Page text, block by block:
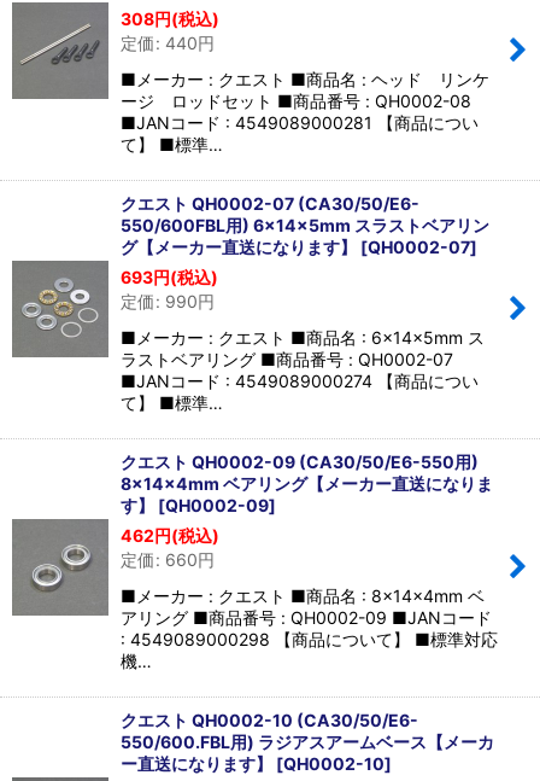
308円(税込)
定価: 440円
■メーカー : クエスト ■商品名 : ヘッド リンケ
ージ ロッドセット ■商品番号 : QH0002-08
■JANコード : 4549089000281 【商品につい
て】 ■標準…
クエスト QH0002-07 (CA30/50/E6-
550/600FBL用) 6×14×5mm スラストベアリン
グ【メーカー直送になります】 [QH0002-07]
693円(税込)
定価: 990円
■メーカー : クエスト ■商品名 : 6×14×5mm ス
ラストベアリング ■商品番号 : QH0002-07
■JANコード : 4549089000274 【商品につい
て】 ■標準…
クエスト QH0002-09 (CA30/50/E6-550用)
8×14×4mm ベアリング【メーカー直送になりま
す】 [QH0002-09]
462円(税込)
定価: 660円
■メーカー : クエスト ■商品名 : 8×14×4mm ベ
アリング ■商品番号 : QH0002-09 ■JANコード
: 4549089000298 【商品について】 ■標準対応
機…
クエスト QH0002-10 (CA30/50/E6-
550/600.FBL用) ラジアスアームベース【メーカ
ー直送になります】
[QH0002-10]